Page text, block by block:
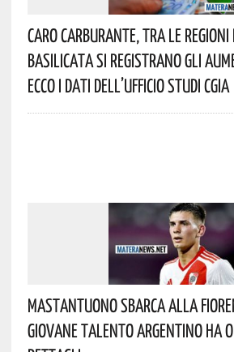
Caro Carburante, Tra Le
Basilicata Si Registrano Gli
Ecco I Dati Dell’Ufficio Studi CGIA
Mastantuono Sbarca Alla
Giovane Talento Argentino Ha